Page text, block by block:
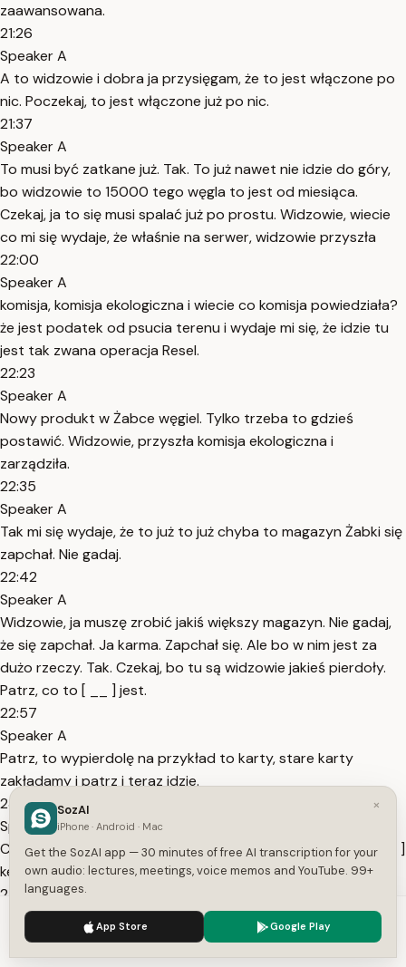
zaawansowana.
21:26
Speaker A
A to widzowie i dobra ja przysięgam, że to jest włączone po
nic. Poczekaj, to jest włączone już po nic.
21:37
Speaker A
To musi być zatkane już. Tak. To już nawet nie idzie do góry,
bo widzowie to 15000 tego węgla to jest od miesiąca.
Czekaj, ja to się musi spalać już po prostu. Widzowie, wiecie
co mi się wydaje, że właśnie na serwer, widzowie przyszła
22:00
Speaker A
komisja, komisja ekologiczna i wiecie co komisja powiedziała?
że jest podatek od psucia terenu i wydaje mi się, że idzie tu
jest tak zwana operacja Resel.
22:23
Speaker A
Nowy produkt w Żabce węgiel. Tylko trzeba to gdzieś
postawić. Widzowie, przyszła komisja ekologiczna i
zarządziła.
22:35
Speaker A
Tak mi się wydaje, że to już to już chyba to magazyn Żabki się
zapchał. Nie gadaj.
22:42
Speaker A
Widzowie, ja muszę zrobić jakiś większy magazyn. Nie gadaj,
że się zapchał. Ja karma. Zapchał się. Ale bo w nim jest za
dużo rzeczy. Tak. Czekaj, bo tu są widzowie jakieś pierdoły.
Patrz, co to [ __ ] jest.
22:57
Speaker A
Patrz, to wypierdolę na przykład to karty, stare karty
zakładamy i patrz i teraz idzie.
23:07
Speaker A
Czyli w żabce jest za dużo rzeczy, bo zobacz co to jest. [ __ ]
kelp roll slice, stone button.
23:20
Speaker A
Slime head. Akurat W rover W. Ale widzowie Jacka Randa
trap. Co to tu [ __ ] ship head?
We use cookies to enhance your experience.
×
SozAI
iPhone · Android · Mac
Get the SozAI app — 30 minutes of free AI transcription for your
own audio: lectures, meetings, voice memos and YouTube. 99+
languages.
App Store Google Play